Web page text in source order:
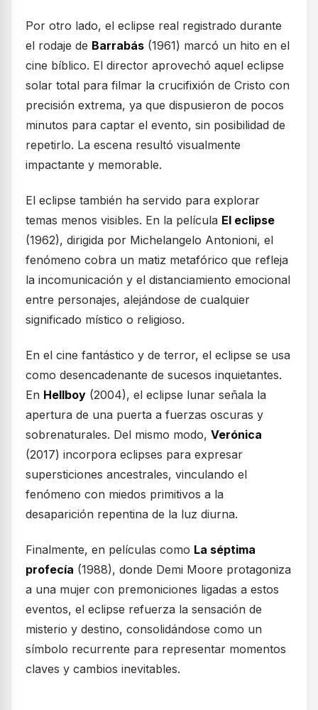
Por otro lado, el eclipse real registrado durante
el rodaje de Barrabás (1961) marcó un hito en el
cine bíblico. El director aprovechó aquel eclipse
solar total para filmar la crucifixión de Cristo con
precisión extrema, ya que dispusieron de pocos
minutos para captar el evento, sin posibilidad de
repetirlo. La escena resultó visualmente
impactante y memorable.
El eclipse también ha servido para explorar
temas menos visibles. En la película El eclipse
(1962), dirigida por Michelangelo Antonioni, el
fenómeno cobra un matiz metafórico que refleja
la incomunicación y el distanciamiento emocional
entre personajes, alejándose de cualquier
significado místico o religioso.
En el cine fantástico y de terror, el eclipse se usa
como desencadenante de sucesos inquietantes.
En Hellboy (2004), el eclipse lunar señala la
apertura de una puerta a fuerzas oscuras y
sobrenaturales. Del mismo modo, Verónica
(2017) incorpora eclipses para expresar
supersticiones ancestrales, vinculando el
fenómeno con miedos primitivos a la
desaparición repentina de la luz diurna.
Finalmente, en películas como La séptima
profecía (1988), donde Demi Moore protagoniza
a una mujer con premoniciones ligadas a estos
eventos, el eclipse refuerza la sensación de
misterio y destino, consolidándose como un
símbolo recurrente para representar momentos
claves y cambios inevitables.